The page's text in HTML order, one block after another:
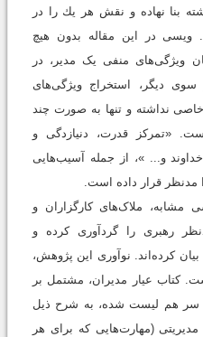
بنا نهاده و نقش هر يك را در
ویسی در این مقاله بدون هیچ
ویژگی‌های منفی یک مدیر، در
دیگر، استخراج ویژگی‌های
نداشته و تنها به صورت چند
«تمرکز قدرت، دنیازدگی و
و... »، از جمله آسیب‌هایی
مدنظر قرار داده است.
مشابه، ملاک‌های کارگزاران و
رهبری را گردآوری کرده و
کرده‌اند. نوآوری این پژوهش،
کتاب عیار مدیران، مشتمل بر
سر هم لیست شده، به شرح ذیل
(مهارت‌هایی که برای هر